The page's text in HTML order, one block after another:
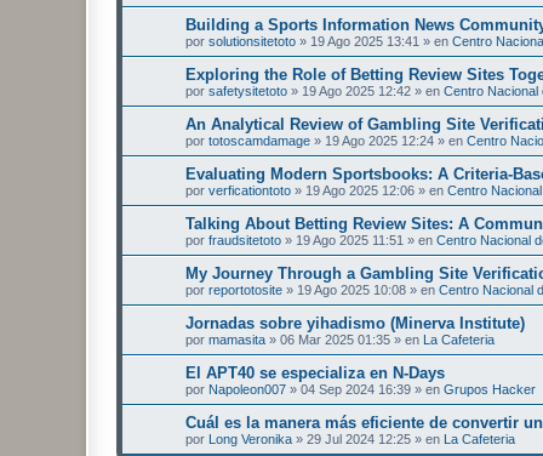
Building a Sports Information News
por solutionsitetoto » 19 Ago 2025 13:41 » en Centro
Exploring the Role of Betting Review Sites
por safetysitetoto » 19 Ago 2025 12:42 » en Centro Nacional
An Analytical Review of Gambling Site
por totoscamdamage » 19 Ago 2025 12:24 » en Centro
Evaluating Modern Sportsbooks: A Criteria-
por verficationtoto » 19 Ago 2025 12:06 » en Centro
Talking About Betting Review Sites: A
por fraudsitetoto » 19 Ago 2025 11:51 » en Centro Nacional
My Journey Through a Gambling Site
por reportotosite » 19 Ago 2025 10:08 » en Centro Nacional
Jornadas sobre yihadismo (Minerva Institute)
por mamasita » 06 Mar 2025 01:35 » en La Cafeteria
El APT40 se especializa en N-Days
por Napoleon007 » 04 Sep 2024 16:39 » en Grupos Hacker
Cuál es la manera más eficiente de convertir
por Long Veronika » 29 Jul 2024 12:25 » en La Cafeteria